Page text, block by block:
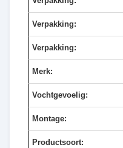
Verpakking:
Verpakking:
Merk:
Vochtgevoelig:
Montage:
Productsoort: